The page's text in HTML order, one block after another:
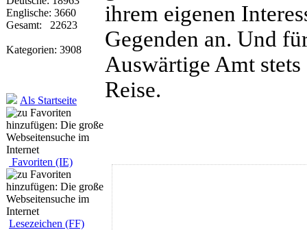
Englische: 3660
Gesamt: 22623
Kategorien: 3908
Als Startseite
Favoriten (IE)
Lesezeichen (FF)
ihrem eigenen
Gegenden an. Und
Auswärtige Amt
Reise.